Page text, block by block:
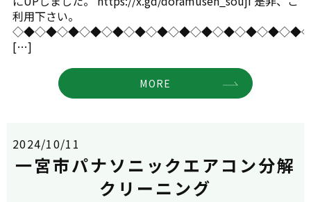
利用下さい。
[…]
MORE
2024/10/11
一宮市パナソニックエアコン分解
クリーニング